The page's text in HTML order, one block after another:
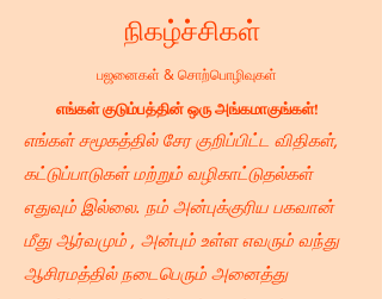
நிகழ்ச்சிகள்
பஜனைகள் & சொற்பொழிவுகள்
எங்கள் குடும்பத்தின் ஒரு அங்கமாகுங்கள்!
எங்கள் சமூகத்தில் சேர குறிப்பிட்ட விதிகள்,
கட்டுப்பாடுகள் மற்றும் வழிகாட்டுதல்கள்
எதுவும் இல்லை. நம் அன்புக்குரிய பகவான்
மீது ஆர்வமும் , அன்பும் உள்ள எவரும் வந்து
ஆசிரமத்தில் நடைபெரும் அனைத்து